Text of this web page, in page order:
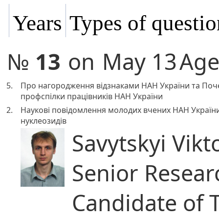
Years Types of
№ 13 on May 13
5.
Про нагородження відзнаками НАН України та
профспілки працівників НАН України
2.
Наукові повідомлення молодих вчених НАН
нуклеозидів
Savytskyi
Senior
Candidate of